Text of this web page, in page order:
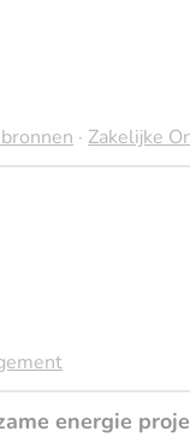
· Zakelijke
energie